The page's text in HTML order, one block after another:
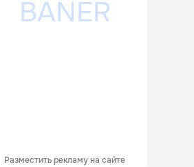
Разместить рекламу на сайте